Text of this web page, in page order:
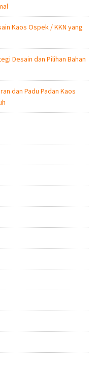
Kaos Ospek / KKN yang
Desain dan Pilihan Bahan
dan Padu Padan Kaos